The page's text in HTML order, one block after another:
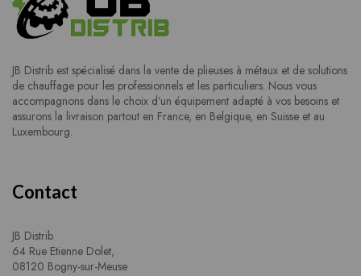
JB Distrib est spécialisé dans la vente de plieuses à métaux et de solutions
de chauffage pour les professionnels et les particuliers. Nous vous
accompagnons dans le choix d’un équipement adapté à vos besoins et
assurons la livraison partout en France, en Belgique, en Suisse et au
Luxembourg.
Contact
JB Distrib
64 Rue Etienne Dolet,
08120 Bogny-sur-Meuse